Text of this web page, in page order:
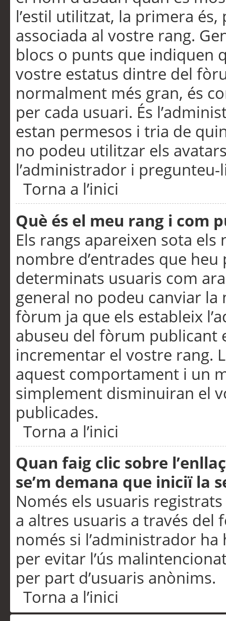
l’estil utilitzat, la primera
associada al vostre rang.
blocs o punts que indiquen
vostre estatus dintre del
normalment més gran, és
per cada usuari. És
estan permesos i tria de
no podeu utilitzar els
l’administrador i pregunteu-
Torna a l’inici
Què és el meu rang i com
Els rangs apareixen sota
nombre d’entrades que
determinats usuaris com
general no podeu canviar
fòrum ja que els estableix
abuseu del fòrum publicant
incrementar el vostre rang.
aquest comportament i un
simplement disminuiran el
publicades.
Torna a l’inici
Quan faig clic sobre
se’m demana que iniciï la
Només els usuaris
a altres usuaris a través
només si l’administrador
per evitar l’ús
per part d’usuaris anònims.
Torna a l’inici